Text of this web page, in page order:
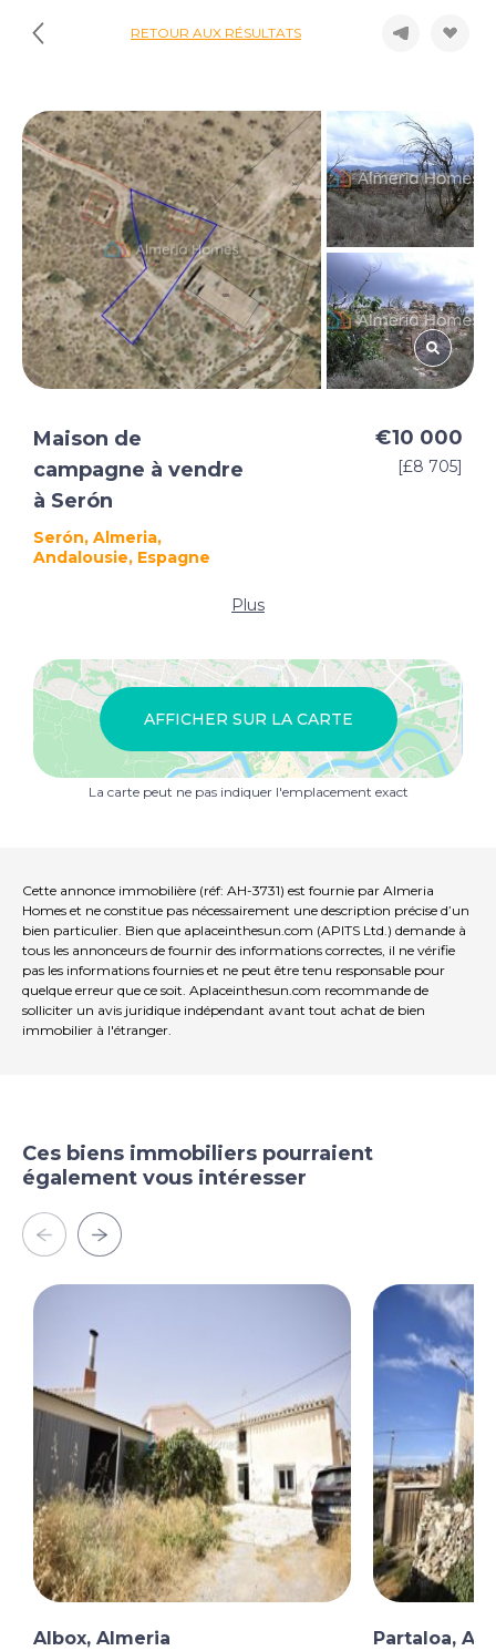
RETOUR AUX RÉSULTATS
Maison de
campagne à vendre
à Serón
Serón, Almeria,
Andalousie, Espagne
€10 000
[£8 705]
Plus
AFFICHER SUR LA CARTE
La carte peut ne pas indiquer l'emplacement exact
Cette annonce immobilière (réf: AH-3731) est fournie par Almeria
Homes et ne constitue pas nécessairement une description précise d’un
bien particulier. Bien que aplaceinthesun.com (APITS Ltd.) demande à
tous les annonceurs de fournir des informations correctes, il ne vérifie
pas les informations fournies et ne peut être tenu responsable pour
quelque erreur que ce soit. Aplaceinthesun.com recommande de
solliciter un avis juridique indépendant avant tout achat de bien
immobilier à l'étranger.
Ces biens immobiliers pourraient
également vous intéresser
Albox, Almeria
Partaloa,